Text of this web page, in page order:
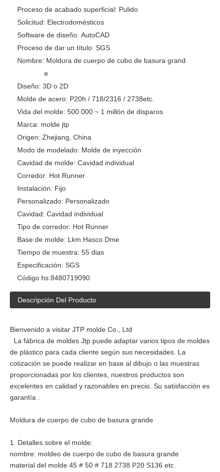
Proceso de acabado superficial: Pulido
Solicitud: Electrodomésticos
Software de diseño: AutoCAD
Proceso de dar un título: SGS
Nombre: Moldura de cuerpo de cubo de basura grand
e
Diseño: 3D o 2D
Molde de acero: P20h / 718/2316 / 2738etc.
Vida del molde: 500.000 ~ 1 millón de disparos
Marca: molde jtp
Origen: Zhejiang, China
Modo de modelado: Molde de inyección
Cavidad de molde: Cavidad individual
Corredor: Hot Runner
Instalación: Fijo
Personalizado: Personalizado
Cavidad: Cavidad individual
Tipo de corredor: Hot Runner
Base de molde: Lkm.Hasco.Dme
Tiempo de muestra: 55 dias
Especificación: SGS
Código hs:8480719090
Descripción Del Producto
Bienvenido a visitar JTP molde Co., Ltd
La fábrica de moldes Jtp puede adaptar varios tipos de moldes
de plástico para cada cliente según sus necesidades. La
cotización se puede realizar en base al dibujo o las muestras
proporcionadas por los clientes, nuestros productos son
excelentes en calidad y razonables en precio. Su satisfacción es
garantía .
Moldura de cuerpo de cubo de basura grande
1. Detalles sobre el molde:
nombre: moldeo de cuerpo de cubo de basura grande
material del molde 45 # 50 # 718 2738 P20 S136 etc.